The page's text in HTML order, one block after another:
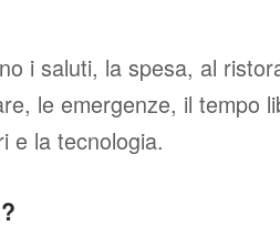
i saluti, la spesa, al
le emergenze, il tempo
e la tecnologia.